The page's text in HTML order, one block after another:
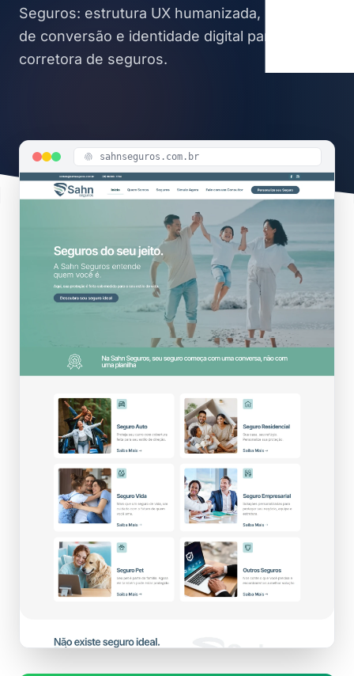
Seguros: estrutura UX humanizada, hierarquia
de conversão e identidade digital para
corretora de seguros.
sahnseguros.com.br